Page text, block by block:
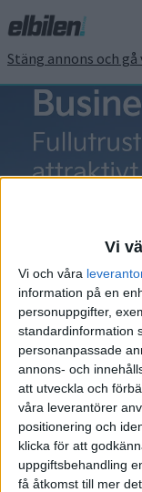
Vi
Vi och våra
information på en
personuppgifter,
standardinformation
personanpassade
annons- och
att utveckla och
våra leverantörer
positionering och
klicka för att
uppgiftsbehandling
få åtkomst till mer
Stäng annons och
Håkan
Håll dig